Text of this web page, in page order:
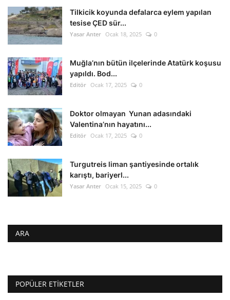
Tilkicik koyunda defalarca eylem yapılan
tesise ÇED sür...
Yasar Anter Ocak 18, 2025 0
Muğla’nın bütün ilçelerinde Atatürk koşusu
yapıldı. Bod...
Editör Ocak 17, 2025 0
Doktor olmayan Yunan adasındaki
Valentina’nın hayatını...
Editör Ocak 17, 2025 0
Turgutreis liman şantiyesinde ortalık
karıştı, bariyerl...
Yasar Anter Ocak 15, 2025 0
ARA
POPÜLER ETIKETLER